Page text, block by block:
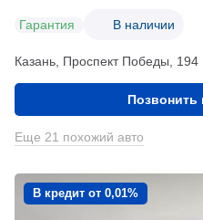
Гарантия В наличии
Казань, Проспект Победы, 194
Позвонить
Еще 21 похожий авто
В кредит от 0,01%